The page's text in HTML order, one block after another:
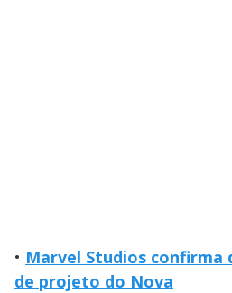
• Marvel Studios confirma
de projeto do Nova